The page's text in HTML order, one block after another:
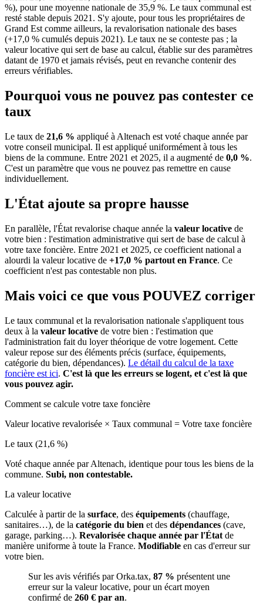
%), pour une moyenne nationale de 35,9 %. Le taux communal est
resté stable depuis 2021. S'y ajoute, pour tous les propriétaires de
Grand Est comme ailleurs, la revalorisation nationale des bases
(+17,0 % cumulés depuis 2021). Le taux ne se conteste pas ; la
valeur locative qui sert de base au calcul, établie sur des paramètres
datant de 1970 et jamais révisés, peut en revanche contenir des
erreurs vérifiables.
Pourquoi vous ne pouvez pas contester ce
taux
Le taux de 21,6 % appliqué à Altenach est voté chaque année par
votre conseil municipal. Il est appliqué uniformément à tous les
biens de la commune. Entre 2021 et 2025, il a augmenté de 0,0 %.
C'est un paramètre que vous ne pouvez pas remettre en cause
individuellement.
L'État ajoute sa propre hausse
En parallèle, l'État revalorise chaque année la valeur locative de
votre bien : l'estimation administrative qui sert de base de calcul à
votre taxe foncière. Entre 2021 et 2025, ce coefficient national a
alourdi la valeur locative de +17,0 % partout en France. Ce
coefficient n'est pas contestable non plus.
Mais voici ce que vous POUVEZ corriger
Le taux communal et la revalorisation nationale s'appliquent tous
deux à la valeur locative de votre bien : l'estimation que
l'administration fait du loyer théorique de votre logement. Cette
valeur repose sur des éléments précis (surface, équipements,
catégorie du bien, dépendances). Le détail du calcul de la taxe
foncière est ici. C'est là que les erreurs se logent, et c'est là que
vous pouvez agir.
Comment se calcule votre taxe foncière
Valeur locative revalorisée × Taux communal = Votre taxe foncière
Le taux (21,6 %)
Voté chaque année par Altenach, identique pour tous les biens de la
commune. Subi, non contestable.
La valeur locative
Calculée à partir de la surface, des équipements (chauffage,
sanitaires…), de la catégorie du bien et des dépendances (cave,
garage, parking…). Revalorisée chaque année par l'État de
manière uniforme à toute la France. Modifiable en cas d'erreur sur
votre bien.
Sur les avis vérifiés par Orka.tax, 87 % présentent une
erreur sur la valeur locative, pour un écart moyen
confirmé de 260 € par an.